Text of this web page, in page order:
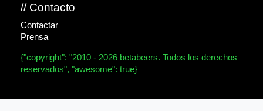
// Contacto
Contactar
Prensa
{"copyright": "2010 - 2026 betabeers. Todos los derechos
reservados", "awesome": true}